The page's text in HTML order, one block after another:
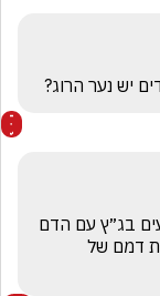
יש נער הרוג?